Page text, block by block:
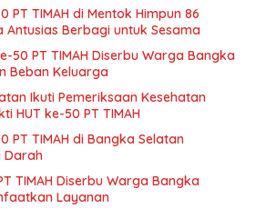
PT TIMAH di Mentok Himpun 86
Berbagi untuk Sesama
50 PT TIMAH Diserbu Warga Bangka
Beban Keluarga
Ikuti Pemeriksaan Kesehatan
HUT ke-50 PT TIMAH
PT TIMAH di Bangka Selatan
Darah
TIMAH Diserbu Warga Bangka
Layanan